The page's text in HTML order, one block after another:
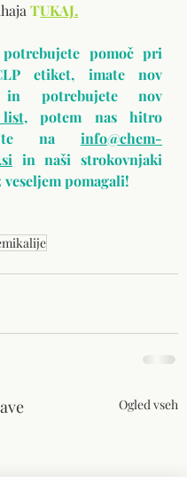
TUKAJ.
pomoč pri
etiket, imate nov
, potem nas hitro
na info@chem-
in naši strokovnjaki
veseljem pomagali!
Ogled vseh